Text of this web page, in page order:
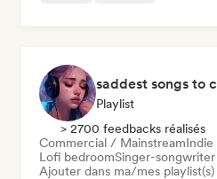
saddest songs to
Playlist
> 2700 feedbacks réalisés
Commercial / MainstreamIndie
Lofi bedroomSinger-songwriter
Ajouter dans ma/mes